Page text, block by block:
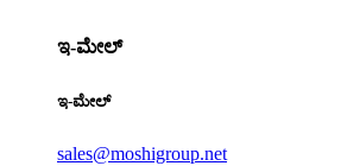
ಇ-ಮೇಲ್
ಇ-ಮೇಲ್
sales@moshigroup.net